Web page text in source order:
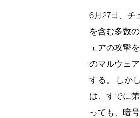
6月27日、チ
を含む多数
ェアの攻撃
のマルウェ
する。 しか
は、すでに
っても、暗